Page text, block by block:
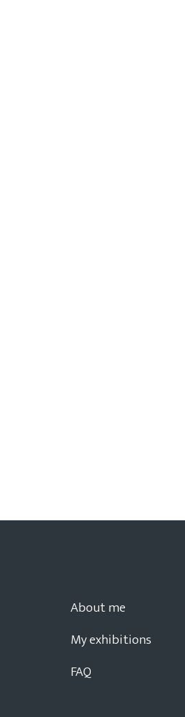
About me
My exhibitions
FAQ